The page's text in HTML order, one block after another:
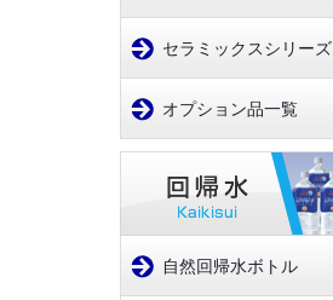
セラミックスシリーズ
オプション品一覧
自然回帰水ボトル